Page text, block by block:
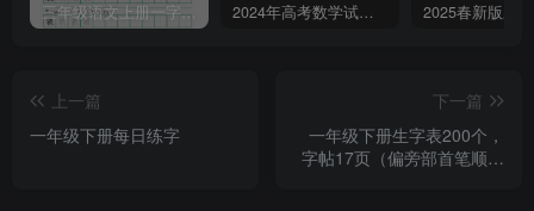
三年级语文上册一字三描红写字表字帖 2024年高考数学试卷（文）（全国甲卷）（空白卷）
上一篇
一年级下册每日练字
下一篇
一年级下册生字表200个，
字帖17页（偏旁部首笔顺拼